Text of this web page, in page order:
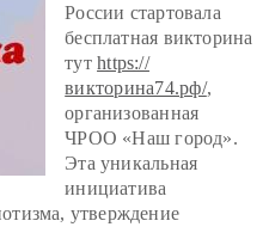
России стартовала
бесплатная викторина
тутhttps://
викторина74.рф/,
организованная
ЧРОО «Наш город».
Эта уникальная
инициатива
утверждение